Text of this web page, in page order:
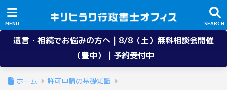
遺言・相続でお悩みの方へ | 8/8（土）無料相談会開催
（豊中） | 予約受付中
ホーム 許可申請の基礎知識